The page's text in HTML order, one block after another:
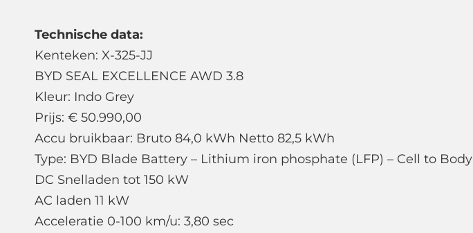
Technische data:
Kenteken: X-325-JJ
BYD SEAL EXCELLENCE AWD 3.8
Kleur: Indo Grey
Prijs: € 50.990,00
Accu bruikbaar: Bruto 84,0 kWh Netto 82,5 kWh
Type: BYD Blade Battery – Lithium iron phosphate (LFP) – Cell to Body
DC Snelladen tot 150 kW
AC laden 11 kW
Acceleratie 0-100 km/u: 3,80 sec